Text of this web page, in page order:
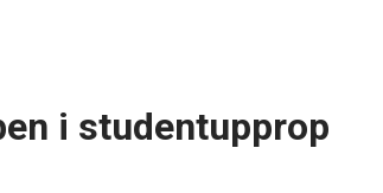
i studentupprop